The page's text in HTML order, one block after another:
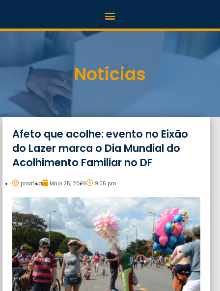
Notícias
Afeto que acolhe: evento no Eixão
do Lazer marca o Dia Mundial do
Acolhimento Familiar no DF
proativa Maio 25, 2026 9:05 pm